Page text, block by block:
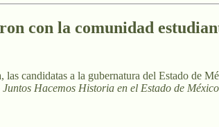
con la comunidad
candidatas a la gubernatura del Estado de
Juntos Hacemos Historia en el Estado de México